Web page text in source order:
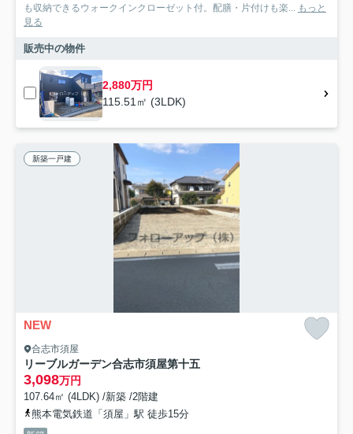
も収納できるウォークインクローゼット付。配膳・片付けも楽...
もっと
見る
販売中の物件
2,880万円
115.51㎡ (3LDK)
新築一戸建
NEW
合志市須屋
リーブルガーデン合志市須屋第十五
3,098万円
107.64㎡ (4LDK) /新築 /2階建
熊本電気鉄道「須屋」駅 徒歩15分